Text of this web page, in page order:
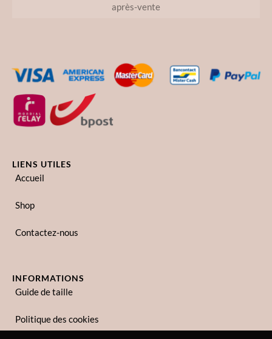
après-vente
LIENS UTILES
Accueil
Shop
Contactez-nous
INFORMATIONS
Guide de taille
Politique des cookies